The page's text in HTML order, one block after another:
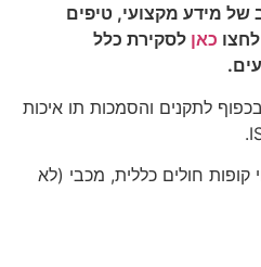
של מידע מקצועי, טיפים
כאן לסקירת כלל
לתקנים והסמכות תו איכות
קופות חולים כללית, מכבי (לא